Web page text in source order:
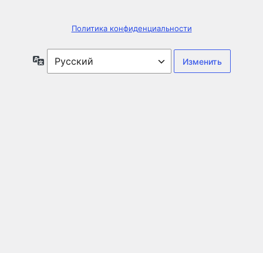
Политика конфиденциальности
Язык